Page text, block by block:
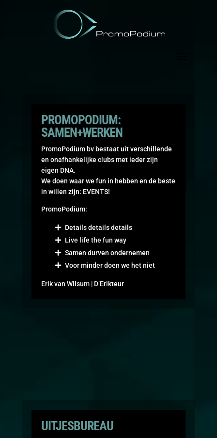
PROMOPODIUM:
SAMEN+WERKEN
PromoPodium bv bestaat uit verschillende
en onafhankelijke clubs met ieder zijn
eigen DNA.
We doen waar we fun in hebben en de beste
in willen zijn: EVENTS!
PromoPodium:
Details details details
Live life the fun way
Samen durven ondernemen
Voor minder doen we het niet
Erik van Wilsum | D’Erikteur
UITJESBUREAU